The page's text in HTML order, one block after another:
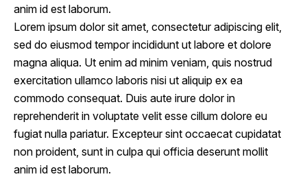
anim id est laborum.
Lorem ipsum dolor sit amet, consectetur adipiscing elit,
sed do eiusmod tempor incididunt ut labore et dolore
magna aliqua. Ut enim ad minim veniam, quis nostrud
exercitation ullamco laboris nisi ut aliquip ex ea
commodo consequat. Duis aute irure dolor in
reprehenderit in voluptate velit esse cillum dolore eu
fugiat nulla pariatur. Excepteur sint occaecat cupidatat
non proident, sunt in culpa qui officia deserunt mollit
anim id est laborum.